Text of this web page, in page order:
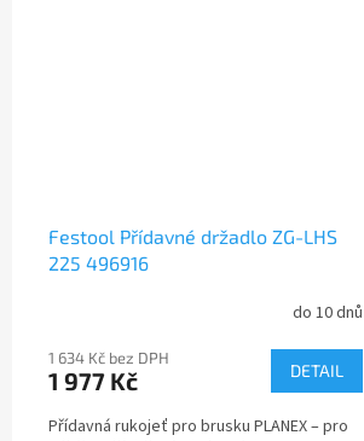
Festool Přídavné držadlo ZG-LHS
225 496916
do 10 dnů
1 634 Kč bez DPH
1 977 Kč DETAIL
Přídavná rukojeť pro brusku PLANEX – pro